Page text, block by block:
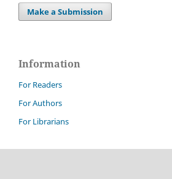
Make a Submission
Information
For Readers
For Authors
For Librarians